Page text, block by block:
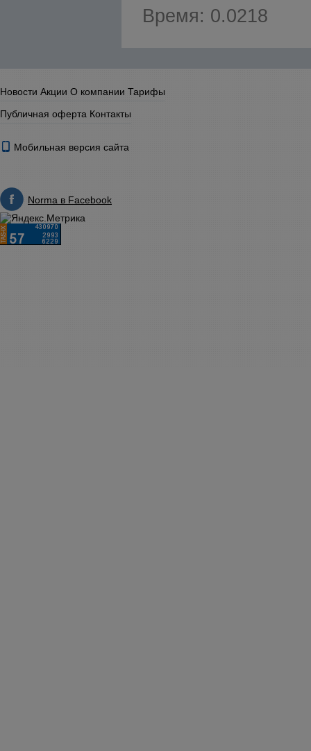
Время: 0.0218
Новости Акции О компании Тарифы
Публичная оферта Контакты
Мобильная версия сайта
Norma в Facebook